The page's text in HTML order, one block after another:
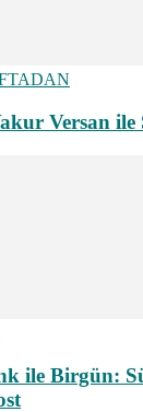
Versan ile
ile Birgün: